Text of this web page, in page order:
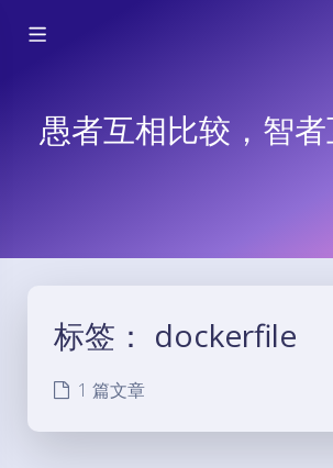
愚者互相比较，智
标签： dockerfile
1 篇文章